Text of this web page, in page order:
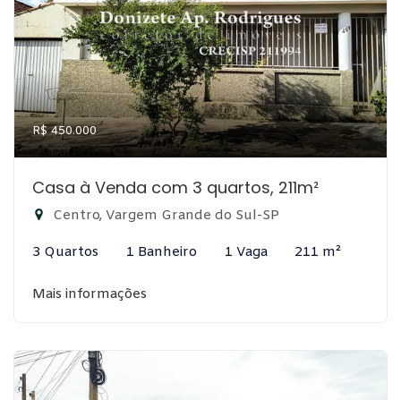
R$ 450.000
Casa à Venda com 3 quartos, 211m²
Centro, Vargem Grande do Sul-SP
3 Quartos 1 Banheiro 1 Vaga 211 m²
Mais informações